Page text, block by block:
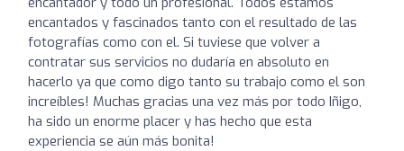
encantados y fascinados tanto con el resultado de las
fotografías como con el. Si tuviese que volver a
contratar sus servicios no dudaría en absoluto en
hacerlo ya que como digo tanto su trabajo como el son
increíbles! Muchas gracias una vez más por todo Iñigo,
ha sido un enorme placer y has hecho que esta
experiencia se aún más bonita!